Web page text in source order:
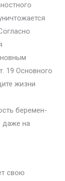
19 Основного
жизни
беремен­
даже на
свою